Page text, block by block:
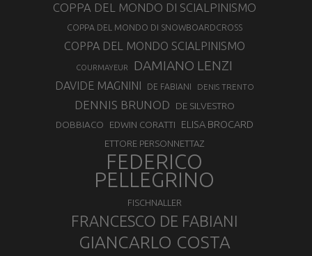
COPPA DEL MONDO DI SCIALPINISMO
COPPA DEL MONDO DI SNOWBOARDCROSS
COPPA DEL MONDO SCIALPINISMO
COURMAYEUR DAMIANO LENZI
DAVIDE MAGNINI DE FABIANI DENIS TRENTO
DENNIS BRUNOD DE SILVESTRO
DOBBIACO EDWIN CORATTI ELISA BROCARD
ETTORE PERSONNETTAZ
FEDERICO
PELLEGRINO
FISCHNALLER
FRANCESCO DE FABIANI
GIANCARLO COSTA